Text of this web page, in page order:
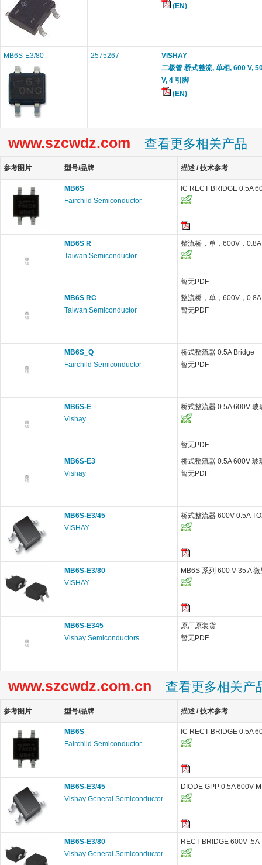
(EN)
MB6S-E3/80 2575267
VISHAY
二极管 桥式整流, 单相, 600 V,
V, 4 引脚
(EN)
www.szcwdz.com 查看更多相关产品
参考图片 型号/品牌 描述 / 技术参考
MB6S
Fairchild Semiconductor
IC RECT BRIDGE 0.5A
MB6S R
Taiwan Semiconductor
整流桥，单，600V，
暂无PDF
MB6S RC
Taiwan Semiconductor
整流桥，单，600V，
暂无PDF
MB6S_Q
Fairchild Semiconductor
桥式整流器 0.5A Bridge
暂无PDF
MB6S-E
Vishay
桥式整流器 0.5A 600V 玻
暂无PDF
MB6S-E3
Vishay
桥式整流器 0.5A 600V 玻
暂无PDF
MB6S-E3/45
VISHAY
桥式整流器 600V 0.5A
MB6S-E3/80
VISHAY
MB6S 系列 600 V 35 A
MB6S-E345
Vishay Semiconductors
原厂原装货
暂无PDF
www.szcwdz.com.cn 查看更多相关产
参考图片 型号/品牌 描述 / 技术参考
MB6S
Fairchild Semiconductor
IC RECT BRIDGE 0.5A
MB6S-E3/45
Vishay General Semiconductor
DIODE GPP 0.5A 600V
MB6S-E3/80
Vishay General Semiconductor
RECT BRIDGE 600V .5A